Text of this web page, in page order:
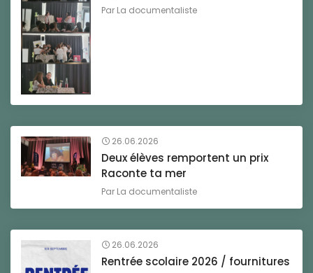
Par La documentaliste
26.06.2026
Deux élèves remportent un prix
Raconte ta mer
Par La documentaliste
26.06.2026
Rentrée scolaire 2026 / fournitures